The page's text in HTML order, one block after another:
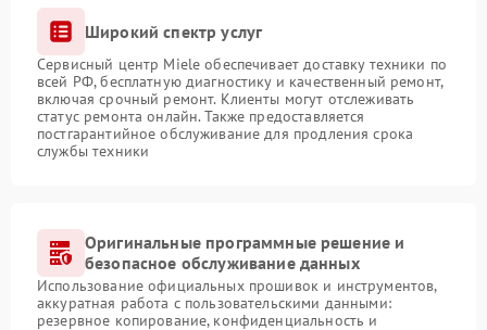
Широкий спектр услуг
Сервисный центр Miele обеспечивает доставку техники по
всей РФ, бесплатную диагностику и качественный ремонт,
включая срочный ремонт. Клиенты могут отслеживать
статус ремонта онлайн. Также предоставляется
постгарантийное обслуживание для продления срока
службы техники
Оригинальные программные решение и
безопасное обслуживание данных
Использование официальных прошивок и инструментов,
аккуратная работа с пользовательскими данными:
резервное копирование, конфиденциальность и